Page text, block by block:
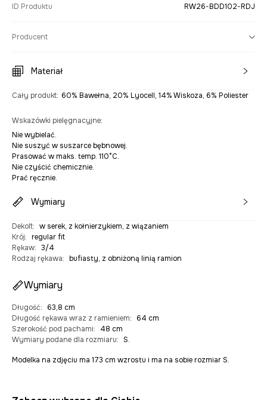
ID Produktu RW26-BDD102-RDJ
Producent
Materiał
Cały produkt: 60% Bawełna, 20% Lyocell, 14% Wiskoza, 6% Poliester
Wskazówki pielęgnacyjne:
Nie wybielać.
Nie suszyć w suszarce bębnowej.
Prasować w maks. temp. 110°C.
Nie czyścić chemicznie.
Prać ręcznie.
Wymiary
Dekolt: w serek, z kołnierzykiem, z wiązaniem
Krój: regular fit
Rękaw: 3/4
Rodzaj rękawa: bufiasty, z obniżoną linią ramion
Wymiary
Długość:
63,8 cm
Długość rękawa wraz z ramieniem:
64 cm
Szerokość pod pachami:
48 cm
Wymiary podane dla rozmiaru: S.
Modelka na zdjęciu ma 173 cm wzrostu i ma na sobie rozmiar S.